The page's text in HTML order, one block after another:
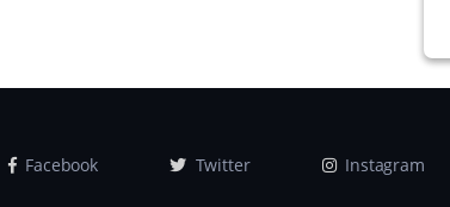
Facebook Twitter Instagram